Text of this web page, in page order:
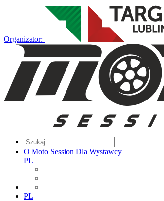
Organizator:
O Moto Session Dla Wystawcy
PL
PL